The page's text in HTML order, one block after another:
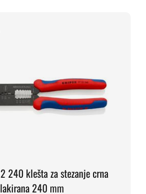
240 klešta za stezanje crna
lakirana 240 mm